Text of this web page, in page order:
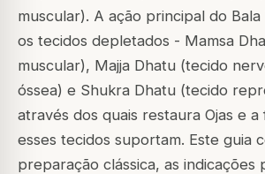
muscular). A ação principal do
os tecidos depletados - Mamsa
muscular), Majja Dhatu (tecido
óssea) e Shukra Dhatu (tecido
através dos quais restaura Ojas e
esses tecidos suportam. Este guia
preparação clássica, as indicações